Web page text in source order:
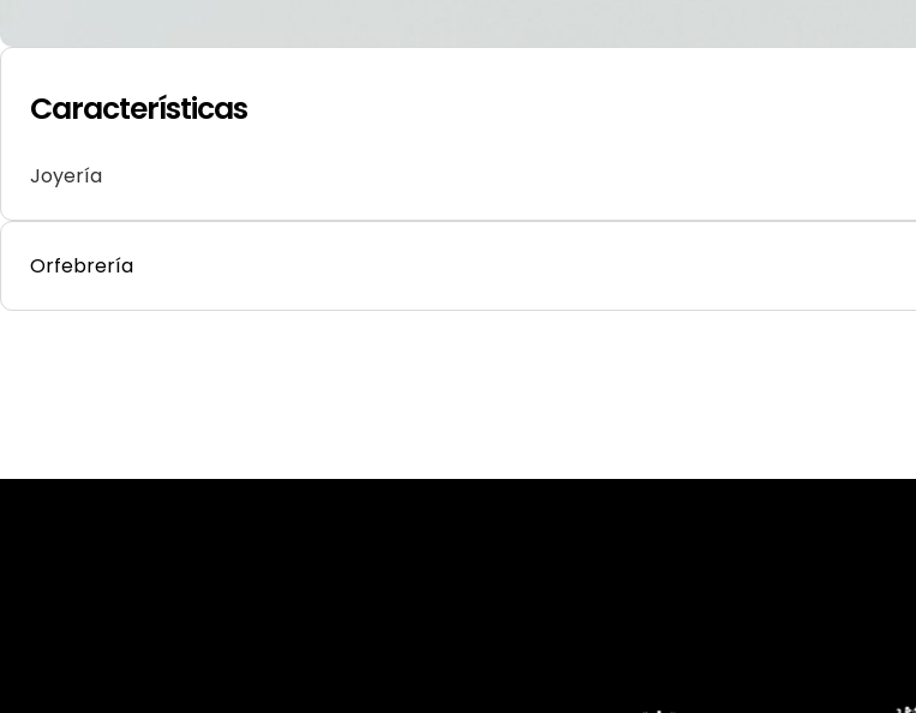
Características
Joyería
Orfebrería